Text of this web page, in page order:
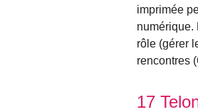
imprimée
numérique.
rôle (gérer
rencontres
17